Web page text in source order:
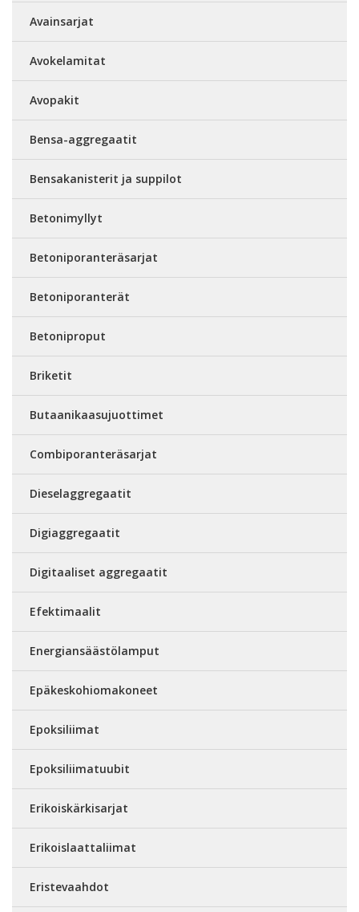
Avainsarjat
Avokelamitat
Avopakit
Bensa-aggregaatit
Bensakanisterit ja suppilot
Betonimyllyt
Betoniporanteräsarjat
Betoniporanterät
Betoniproput
Briketit
Butaanikaasujuottimet
Combiporanteräsarjat
Dieselaggregaatit
Digiaggregaatit
Digitaaliset aggregaatit
Efektimaalit
Energiansäästölamput
Epäkeskohiomakoneet
Epoksiliimat
Epoksiliimatuubit
Erikoiskärkisarjat
Erikoislaattaliimat
Eristevaahdot